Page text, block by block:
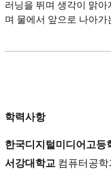
러닝을 뛰며 생각이 맑
며 물에서 앞으로 나아
학력사항
한국디지털미디어고등
서강대학교 컴퓨터공학